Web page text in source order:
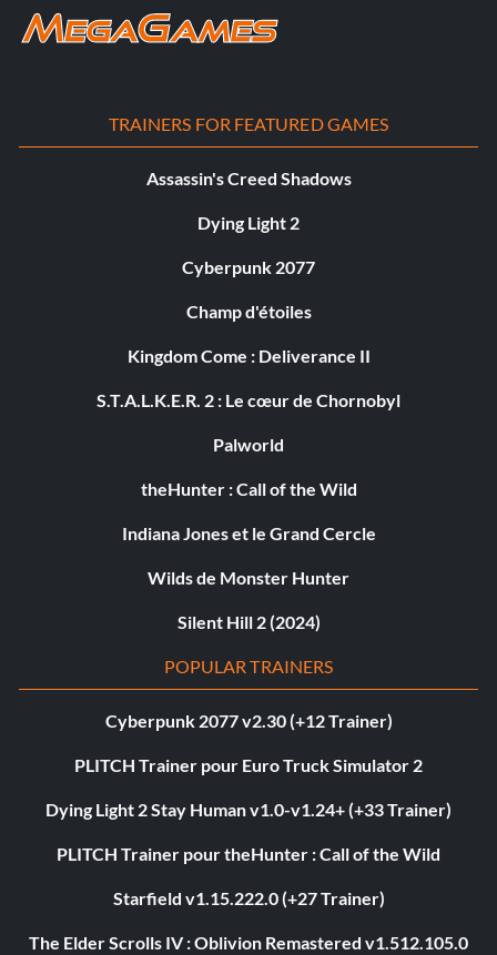
TRAINERS FOR FEATURED GAMES
Assassin's Creed Shadows
Dying Light 2
Cyberpunk 2077
Champ d'étoiles
Kingdom Come : Deliverance II
S.T.A.L.K.E.R. 2 : Le cœur de Chornobyl
Palworld
theHunter : Call of the Wild
Indiana Jones et le Grand Cercle
Wilds de Monster Hunter
Silent Hill 2 (2024)
POPULAR TRAINERS
Cyberpunk 2077 v2.30 (+12 Trainer)
PLITCH Trainer pour Euro Truck Simulator 2
Dying Light 2 Stay Human v1.0-v1.24+ (+33 Trainer)
PLITCH Trainer pour theHunter : Call of the Wild
Starfield v1.15.222.0 (+27 Trainer)
The Elder Scrolls IV : Oblivion Remastered v1.512.105.0